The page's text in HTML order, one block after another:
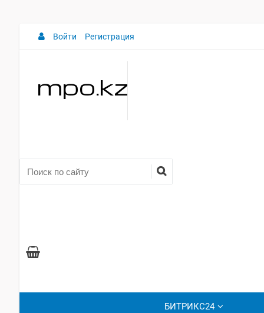
Войти Регистрация
БИТРИКС24